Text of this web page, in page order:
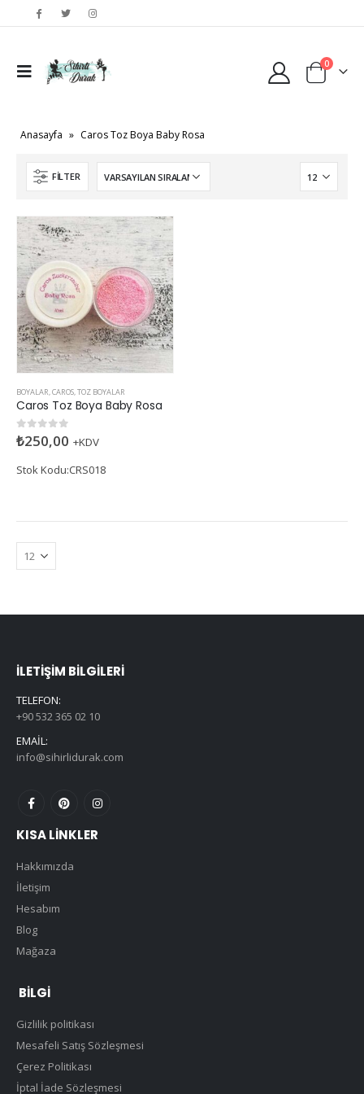
0
Anasayfa » Caros Toz Boya Baby Rosa
FILTER
BOYALAR,CAROS,TOZ BOYALAR
Caros Toz Boya Baby Rosa
05 üzerinden
₺250,00 +KDV
Stok Kodu:CRS018
İLETIŞIM BILGILERI
TELEFON:
+90 532 365 02 10
EMAIL:
info@sihirlidurak.com
KISA LINKLER
Hakkımızda
İletişim
Hesabım
Blog
Mağaza
BILGI
Gizlilik politikası
Mesafeli Satış Sözleşmesi
Çerez Politikası
İptal İade Sözleşmesi